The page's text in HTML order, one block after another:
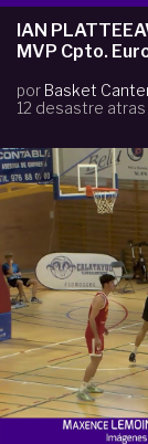
IAN
MVP Cpto.
por Basket
12 desastre atras